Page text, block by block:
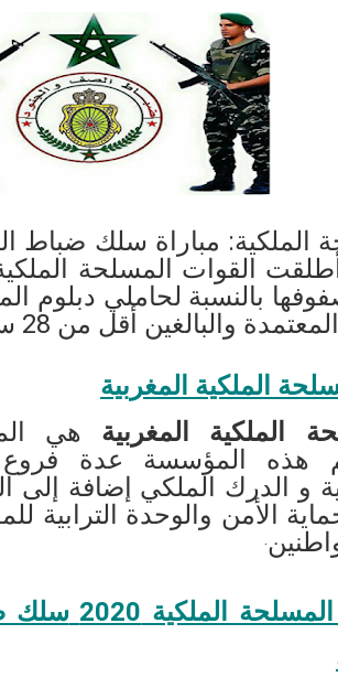
الملكية: مباراة سلك ضباط
2020: أطلقت القوات المسلحة
بالنسبة لحاملي دبلوم
أقل من 28 سنة وغير المتزوجين.
الملكية المغربية
الملكية المغربية هي
هذه المؤسسة عدة
و الدرك الملكي إضافة إلى
الأمن والوحدة الترابية
.
الملكية 2020 سلك